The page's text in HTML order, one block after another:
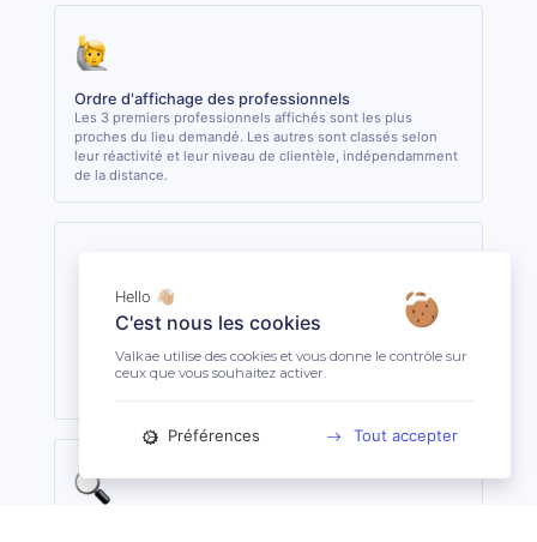
Ordre d'affichage des professionnels
Les 3 premiers professionnels affichés sont les plus
proches du lieu demandé. Les autres sont classés selon
leur réactivité et leur niveau de clientèle, indépendamment
de la distance.
Bas-Rhin (67)
situé dans la région Grand Est.
Hello 👋🏼
C'est nous les cookies
Valkae utilise des cookies et vous donne le contrôle sur
ceux que vous souhaitez activer.
Préférences Tout accepter